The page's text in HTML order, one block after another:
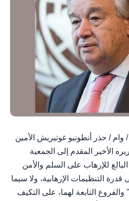
وام / حذر أنطونيو غوتيريش الأمين
الأخير المقدم إلى الجمعية
للإرهاب على السلم والأمن
التنظيمات الإرهابية، ولا سيما
التابعة لهما، على التكيف